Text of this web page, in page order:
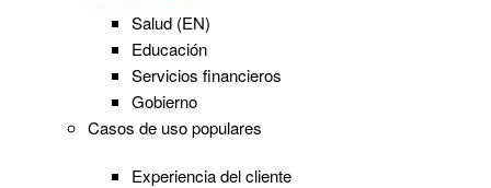
Salud (EN)
Educación
Servicios financieros
Gobierno
Casos de uso populares
Experiencia del cliente